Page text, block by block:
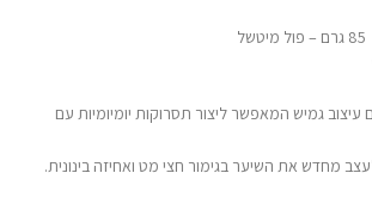
גמיש המאפשר ליצור תסרוקות יומיומיות עם
מחדש את השיער בגימור חצי מט ואחיזה בינונית.